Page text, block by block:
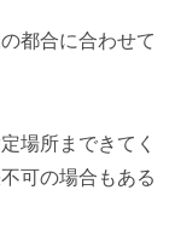
都合に合わせて
場所まできてく
可の場合もある